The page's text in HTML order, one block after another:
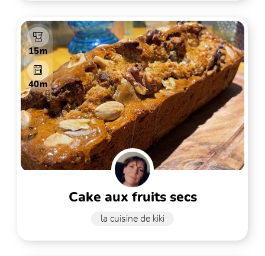
15m
40m
cake aux fruits secs
la cuisine de kiki